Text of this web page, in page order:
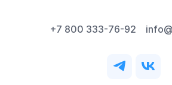
+7 800 333-76-92